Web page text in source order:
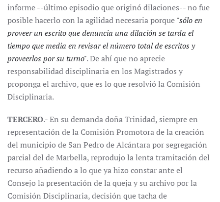
informe --último episodio que originó dilaciones-- no fue
posible hacerlo con la agilidad necesaria porque "sólo en
proveer un escrito que denuncia una dilación se tarda el
tiempo que media en revisar el número total de escritos y
proveerlos por su turno". De ahí que no aprecie
responsabilidad disciplinaria en los Magistrados y
proponga el archivo, que es lo que resolvió la Comisión
Disciplinaria.
TERCERO.- En su demanda doña Trinidad, siempre en
representación de la Comisión Promotora de la creación
del municipio de San Pedro de Alcántara por segregación
parcial del de Marbella, reprodujo la lenta tramitación del
recurso añadiendo a lo que ya hizo constar ante el
Consejo la presentación de la queja y su archivo por la
Comisión Disciplinaria, decisión que tacha de